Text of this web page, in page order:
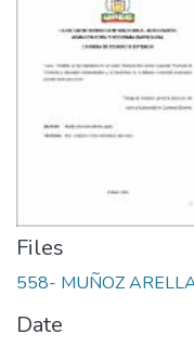
Files
558- MUÑOZ
Date